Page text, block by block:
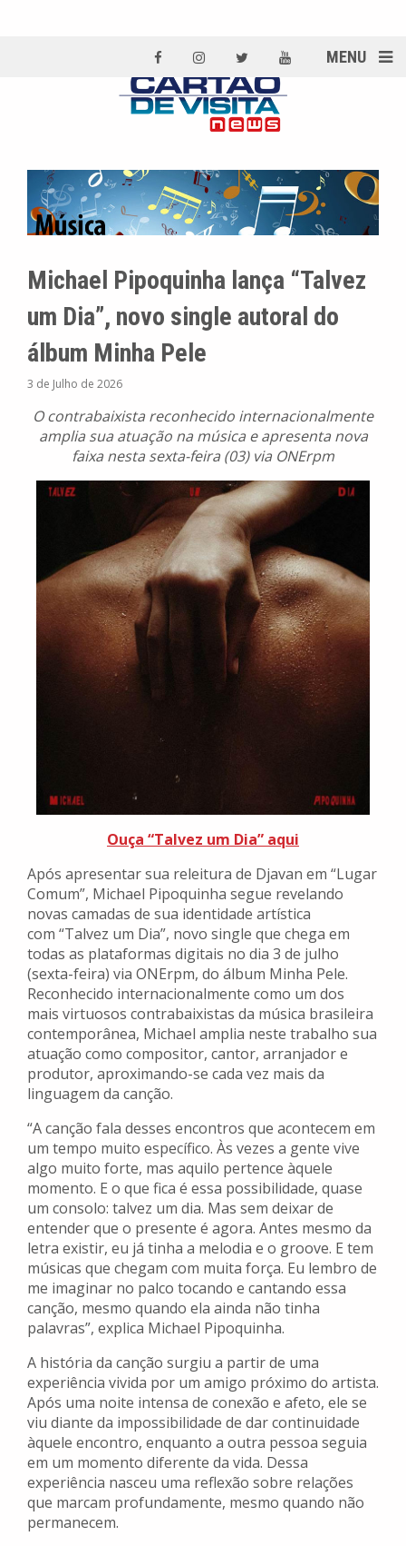
MENU
Michael Pipoquinha lança “Talvez
um Dia”, novo single autoral do
álbum Minha Pele
3 de Julho de 2026
O contrabaixista reconhecido internacionalmente
amplia sua atuação na música e apresenta nova
faixa nesta sexta-feira (03) via ONErpm
Ouça “Talvez um Dia” aqui
Após apresentar sua releitura de Djavan em “Lugar
Comum”, Michael Pipoquinha segue revelando
novas camadas de sua identidade artística
com “Talvez um Dia”, novo single que chega em
todas as plataformas digitais no dia 3 de julho
(sexta-feira) via ONErpm, do álbum Minha Pele.
Reconhecido internacionalmente como um dos
mais virtuosos contrabaixistas da música brasileira
contemporânea, Michael amplia neste trabalho sua
atuação como compositor, cantor, arranjador e
produtor, aproximando-se cada vez mais da
linguagem da canção.
“A canção fala desses encontros que acontecem em
um tempo muito específico. Às vezes a gente vive
algo muito forte, mas aquilo pertence àquele
momento. E o que fica é essa possibilidade, quase
um consolo: talvez um dia. Mas sem deixar de
entender que o presente é agora. Antes mesmo da
letra existir, eu já tinha a melodia e o groove. E tem
músicas que chegam com muita força. Eu lembro de
me imaginar no palco tocando e cantando essa
canção, mesmo quando ela ainda não tinha
palavras”, explica Michael Pipoquinha.
A história da canção surgiu a partir de uma
experiência vivida por um amigo próximo do artista.
Após uma noite intensa de conexão e afeto, ele se
viu diante da impossibilidade de dar continuidade
àquele encontro, enquanto a outra pessoa seguia
em um momento diferente da vida. Dessa
experiência nasceu uma reflexão sobre relações
que marcam profundamente, mesmo quando não
permanecem.